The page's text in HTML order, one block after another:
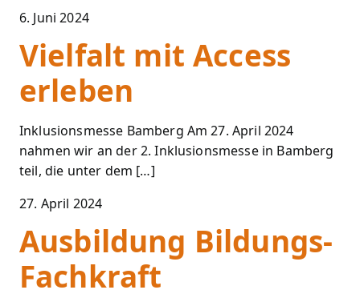
6. Juni 2024
Vielfalt mit Access
erleben
Inklusionsmesse Bamberg Am 27. April 2024
nahmen wir an der 2. Inklusionsmesse in Bamberg
teil, die unter dem […]
27. April 2024
Ausbildung Bildungs-
Fachkraft